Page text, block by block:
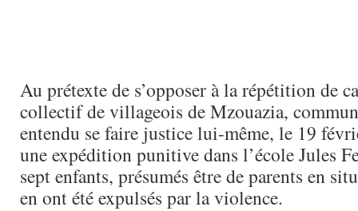
Au prétexte de s’opposer à la répétition de
collectif de villageois de Mzouazia,
entendu se faire justice lui-même, le 19
une expédition punitive dans l’école Jules
sept enfants, présumés être de parents en
en ont été expulsés par la violence.